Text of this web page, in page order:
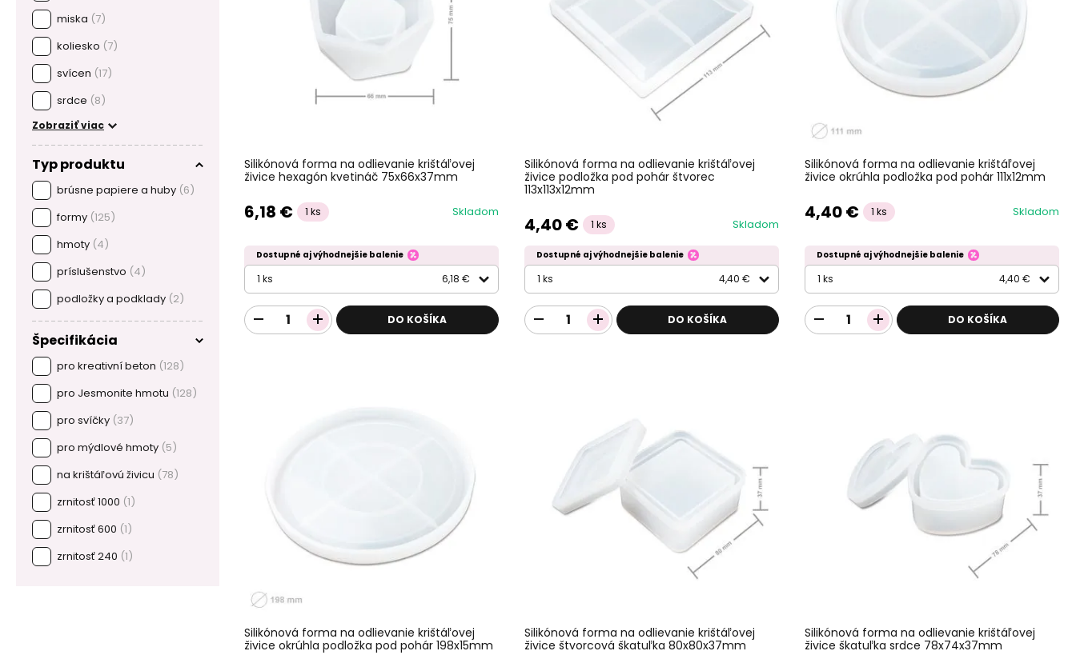
miska (7)
koliesko (7)
svícen (17)
srdce (8)
Zobraziť viac
Typ produktu
brúsne papiere a huby (6)
formy (125)
hmoty (4)
príslušenstvo (4)
podložky a podklady (2)
Špecifikácia
pro kreativní beton (128)
pro Jesmonite hmotu (128)
pro svíčky (37)
pro mýdlové hmoty (5)
na krištáľovú živicu (78)
zrnitosť 1000 (1)
zrnitosť 600 (1)
zrnitosť 240 (1)
Silikónová forma na odlievanie krištáľovej
živice hexagón kvetináč 75x66x37mm
6,18 € 1 ks Skladom
Dostupné aj výhodnejšie balenie
1 ks 6,18 €
DO KOŠÍKA
Silikónová forma na odlievanie krištáľovej
živice podložka pod pohár štvorec
113x113x12mm
4,40 € 1 ks Skladom
Dostupné aj výhodnejšie balenie
1 ks 4,40 €
DO KOŠÍKA
Silikónová forma na odlievanie krištáľovej
živice okrúhla podložka pod pohár 111x12mm
4,40 € 1 ks Skladom
Dostupné aj výhodnejšie balenie
1 ks 4,40 €
DO KOŠÍKA
Silikónová forma na odlievanie krištáľovej
živice okrúhla podložka pod pohár 198x15mm
Silikónová forma na odlievanie krištáľovej
živice štvorcová škatuľka 80x80x37mm
Silikónová forma na odlievanie krištáľovej
živice škatuľka srdce 78x74x37mm